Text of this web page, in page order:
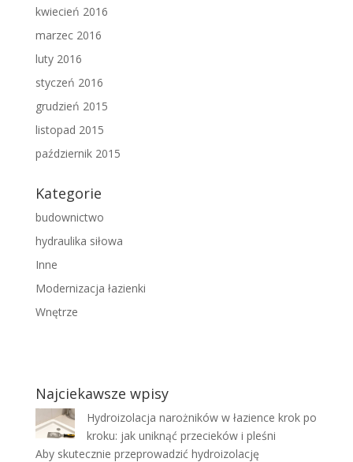
kwiecień 2016
marzec 2016
luty 2016
styczeń 2016
grudzień 2015
listopad 2015
październik 2015
Kategorie
budownictwo
hydraulika siłowa
Inne
Modernizacja łazienki
Wnętrze
Najciekawsze wpisy
Hydroizolacja narożników w łazience krok po
kroku: jak uniknąć przecieków i pleśni
Aby skutecznie przeprowadzić hydroizolację